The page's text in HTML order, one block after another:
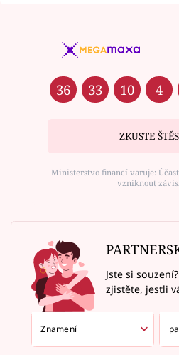
36 33 10 4
ZKUSTE
Ministerstvo financí varuje:
vzniknout
Jste si
zjistěte, jestli